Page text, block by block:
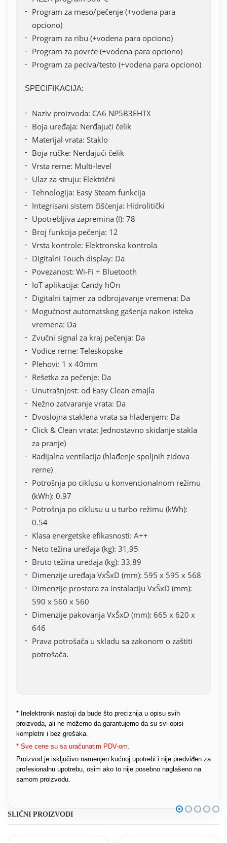
Program za meso/pečenje (+vodena para
opciono)
Program za ribu (+vodena para opciono)
Program za povrće (+vodena para opciono)
Program za peciva/testo (+vodena para opciono)
SPECIFIKACIJA:
Naziv proizvoda: CA6 NP5B3EHTX
Boja uređaja: Nerđajući čelik
Materijal vrata: Staklo
Boja ručke: Nerđajući čelik
Vrsta rerne: Multi-level
Ulaz za struju: Električni
Tehnologija: Easy Steam funkcija
Integrisani sistem čišćenja: Hidrolitički
Upotrebljiva zapremina (l): 78
Broj funkcija pečenja: 12
Vrsta kontrole: Elektronska kontrola
Digitalni Touch display: Da
Povezanost: Wi-Fi + Bluetooth
IoT aplikacija: Candy hOn
Digitalni tajmer za odbrojavanje vremena: Da
Mogućnost automatskog gašenja nakon isteka
vremena: Da
Zvučni signal za kraj pečenja: Da
Vođice rerne: Teleskopske
Plehovi: 1 x 40mm
Rešetka za pečenje: Da
Unutrašnjost: od Easy Clean emajla
Nežno zatvaranje vrata: Da
Dvoslojna staklena vrata sa hlađenjem: Da
Click & Clean vrata: Jednostavno skidanje stakla
za pranje)
Radijalna ventilacija (hlađenje spoljnih zidova
rerne)
Potrošnja po ciklusu u konvencionalnom režimu
(kWh): 0.97
Potrošnja po ciklusu u u turbo režimu (kWh):
0.54
Klasa energetske efikasnosti: A++
Neto težina uređaja (kg): 31,95
Bruto težina uređaja (kg): 33,89
Dimenzije uređaja VxŠxD (mm): 595 x 595 x 568
Dimenzije prostora za instalaciju VxŠxD (mm):
590 x 560 x 560
Dimenzije pakovanja VxŠxD (mm): 665 x 620 x
646
Prava potrošača u skladu sa zakonom o zaštiti
potrošača.
* Inelektronik nastoji da bude što preciznija u opisu svih
proizvoda, ali ne možemo da garantujemo da su svi opisi
kompletni i bez grešaka.
* Sve cene su sa uračunatim PDV-om.
Proizvod je isključivo namenjen kućnoj upotrebi i nije predviđen za
profesionalnu upotrebu, osim ako to nije posebno naglašeno na
samom proizvodu.
SLIČNI PROIZVODI